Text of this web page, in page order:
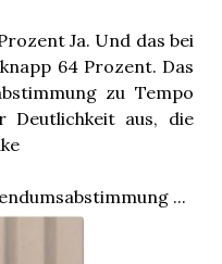
Ja. Und das bei
64 Prozent. Das
zu Tempo
aus, die
...